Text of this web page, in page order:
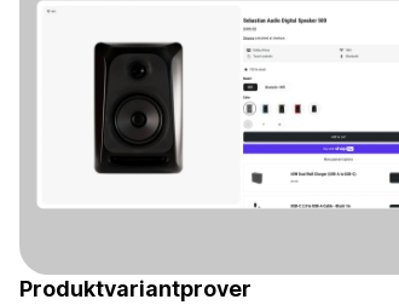
Produktvariantprover